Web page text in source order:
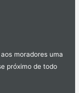
moradores uma
próximo de todo